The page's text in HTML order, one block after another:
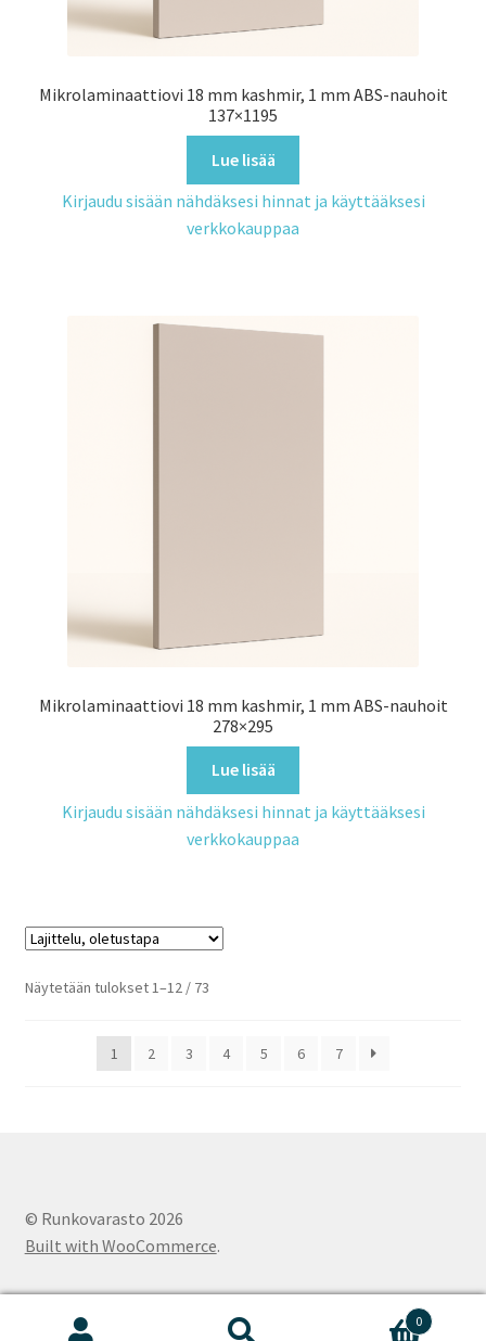
Mikrolaminaattiovi 18 mm kashmir, 1 mm ABS-nauhoit
137×1195
Lue lisää
Kirjaudu sisään nähdäksesi hinnat ja käyttääksesi
verkkokauppaa
Mikrolaminaattiovi 18 mm kashmir, 1 mm ABS-nauhoit
278×295
Lue lisää
Kirjaudu sisään nähdäksesi hinnat ja käyttääksesi
verkkokauppaa
Näytetään tulokset 1–12 / 73
1 2 3 4 5 6 7
© Runkovarasto 2026
Built with WooCommerce.
0